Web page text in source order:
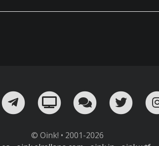
un email!
¡Nuestro canal en Telegram!
Oink! TV Charla con
© Oink! • 2001-2026